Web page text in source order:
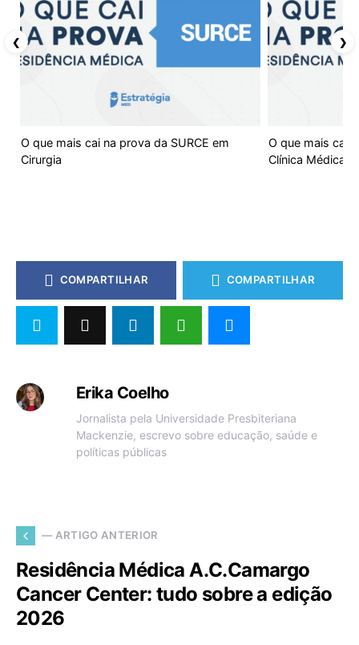
O que mais cai na prova da SURCE em
Cirurgia
O que mais cai
Clínica Médica
❮ ❯
COMPARTILHAR COMPARTILHAR
Erika Coelho
Jornalista pela Universidade Presbiteriana
Mackenzie, escrevo sobre educação, saúde e
políticas públicas
— ARTIGO ANTERIOR
Residência Médica A.C.Camargo
Cancer Center: tudo sobre a edição
2026